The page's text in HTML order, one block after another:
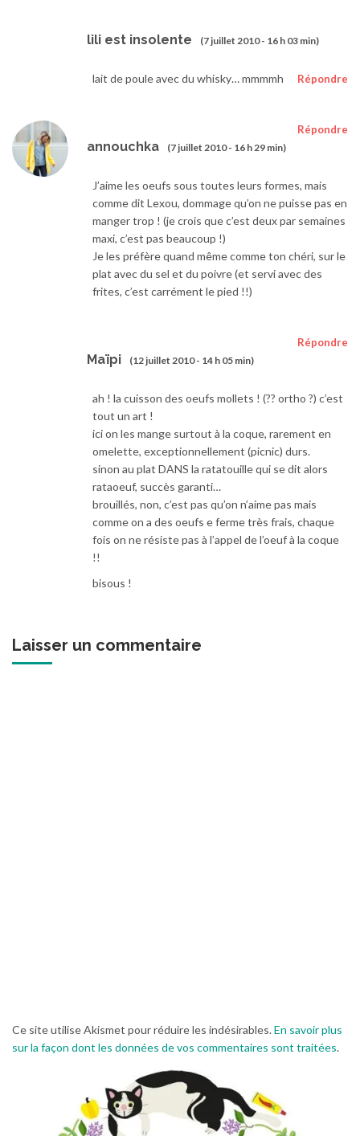
lili est insolente (7 juillet 2010 - 16 h 03 min)
Répondre
lait de poule avec du whisky… mmmmh
annouchka (7 juillet 2010 - 16 h 29 min)
Répondre
J’aime les oeufs sous toutes leurs formes, mais
comme dit Lexou, dommage qu’on ne puisse pas en
manger trop ! (je crois que c’est deux par semaines
maxi, c’est pas beaucoup !)
Je les préfère quand même comme ton chéri, sur le
plat avec du sel et du poivre (et servi avec des
frites, c’est carrément le pied !!)
Maïpi (12 juillet 2010 - 14 h 05 min)
Répondre
ah ! la cuisson des oeufs mollets ! (?? ortho ?) c’est
tout un art !
ici on les mange surtout à la coque, rarement en
omelette, exceptionnellement (picnic) durs.
sinon au plat DANS la ratatouille qui se dit alors
rataoeuf, succès garanti…
brouillés, non, c’est pas qu’on n’aime pas mais
comme on a des oeufs e ferme très frais, chaque
fois on ne résiste pas à l’appel de l’oeuf à la coque
!!
bisous !
Laisser un commentaire
Ce site utilise Akismet pour réduire les indésirables.En savoir plus
sur la façon dont les données de vos commentaires sont traitées.